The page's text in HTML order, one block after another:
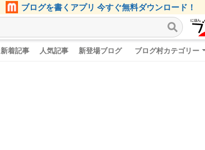
ブログを書くアプリ 今すぐ無料ダウンロード！
新着記事 人気記事 新登場ブログ ブログ村カテゴリー